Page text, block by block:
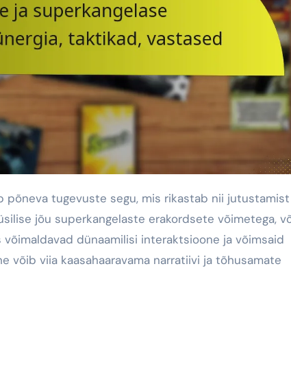
jõu superkangelaste erakordsete võimetega,
dünaamilisi interaktsioone ja võimsaid
võib viia kaasahaaravama narratiivi ja tõhusamate